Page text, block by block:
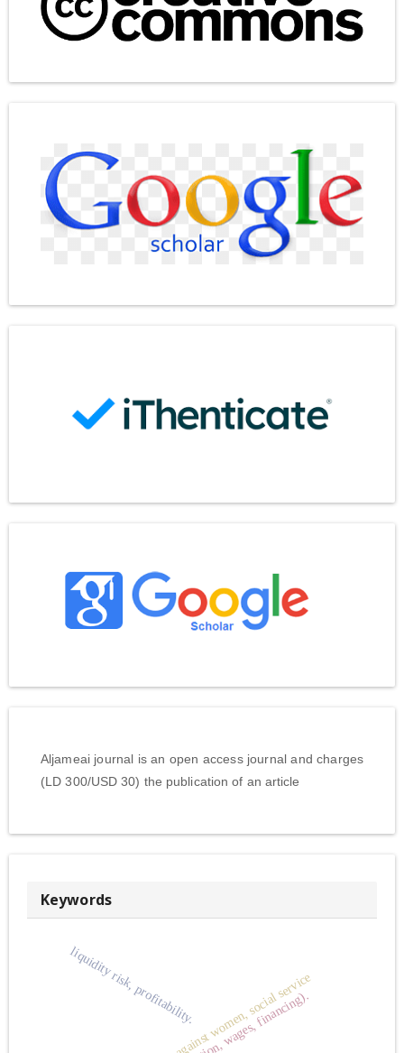
Aljameai journal is an open access journal and charges
(LD 300/USD 30) the publication of an article
Keywords
liquidity risk, profitability.